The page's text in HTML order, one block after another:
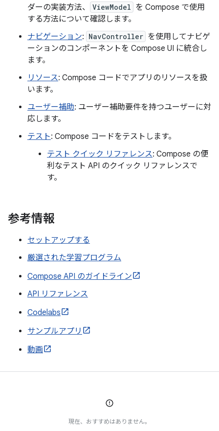
ダーの実装方法、
ViewModel を Compose で使用
する方法について確認します。
ナビゲーション: NavController を使用してナビゲ
ーションのコンポーネントを Compose UI に統合し
ます。
リソース: Compose コードでアプリのリソースを扱
います。
ユーザー補助: ユーザー補助要件を持つユーザーに対
応します。
テスト: Compose コードをテストします。
テスト クイック リファレンス: Compose の便
利なテスト API のクイック リファレンスで
す。
参考情報
セットアップする
厳選された学習プログラム
Compose API のガイドライン
API リファレンス
Codelabs
サンプルアプリ
動画
現在、おすすめはありません。